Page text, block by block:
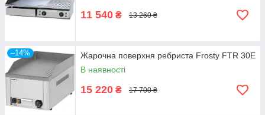
11 540 ₴ 13 260 ₴
–14%
Жарочна поверхня ребриста Frosty FTR 30E
В наявності
15 220 ₴ 17 700 ₴